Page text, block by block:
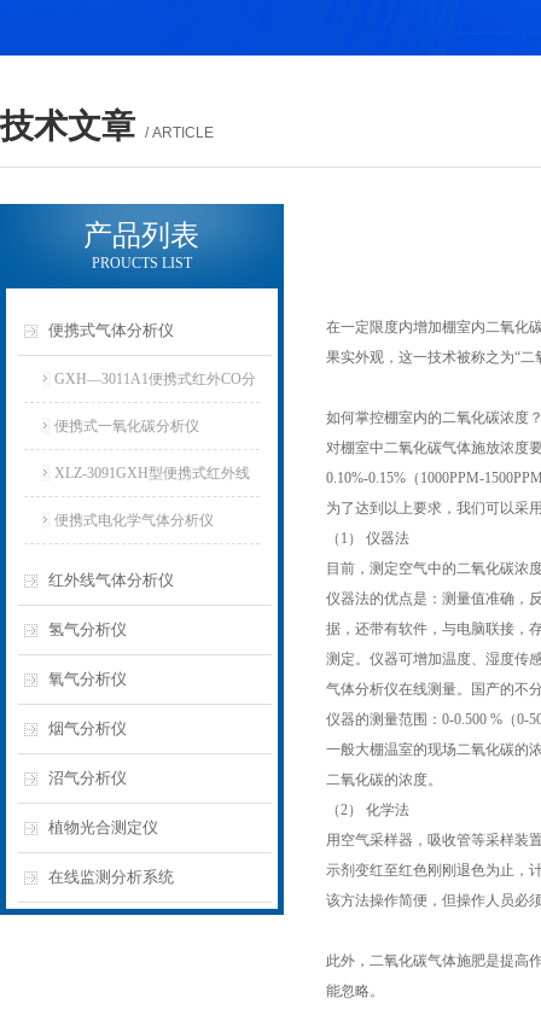
技术文章 / ARTICLE
产品列表
PROUCTS LIST
便携式气体分析仪
GXH—3011A1便携式红外CO分
析仪
便携式一氧化碳分析仪
XLZ-3091GXH型便携式红外线
分析仪
便携式电化学气体分析仪
红外线气体分析仪
氢气分析仪
氧气分析仪
烟气分析仪
沼气分析仪
植物光合测定仪
在线监测分析系统
在一定限度内增加棚室内二氧化
果实外观，这一技术被称之为“
如何掌控棚室内的二氧化碳浓度
对棚室中二氧化碳气体施放浓度
0.10%-0.15%（1000PPM-
为了达到以上要求，我们可以采
（1） 仪器法
目前，测定空气中的二氧化碳浓
仪器法的优点是：测量值准确，
据，还带有软件，与电脑联接，
测定。仪器可增加温度、湿度传
气体分析仪在线测量。国产的不
仪器的测量范围：0-0.500 %（0-
一般大棚温室的现场二氧化碳的
二氧化碳的浓度。
（2） 化学法
用空气采样器，吸收管等采样装
示剂变红至红色刚刚退色为止，
该方法操作简便，但操作人员必
此外，二氧化碳气体施肥是提高
能忽略。